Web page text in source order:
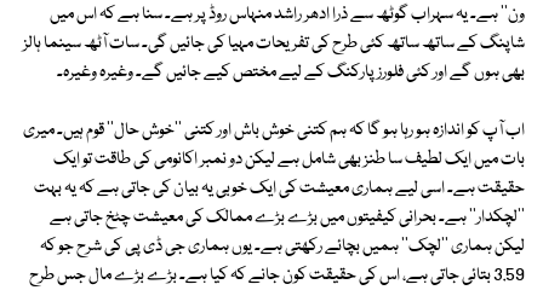
ون'' ہے۔ یہ سہراب گوٹھ سے ذرا ادھر راشد منہاس روڈ پر ہے۔ سنا ہے کہ اس میں
شاپنگ کے ساتھ ساتھ کئی طرح کی تفریحات مہیا کی جائیں گی۔ سات آٹھ سینما ہالز
بھی ہوں گے اور کئی فلورز پارکنگ کے لیے مختص کیے جائیں گے۔ وغیرہ وغیرہ۔
اب آپ کو اندازہ ہو رہا ہو گا کہ ہم کتنی خوش باش اور کتنی ''خوش حال'' قوم ہیں۔ میری
بات میں ایک لطیف سا طنز بھی شامل ہے لیکن دو نمبر اکانومی کی طاقت تو ایک
حقیقت ہے۔ اسی لیے ہماری معیشت کی ایک خوبی یہ بیان کی جاتی ہے کہ یہ بہت
''لچکدار'' ہے۔ بحرانی کیفیتوں میں بڑے بڑے ممالک کی معیشت چٹخ جاتی ہے
لیکن ہماری ''لچک'' ہمیں بچائے رکھتی ہے۔ یوں ہماری جی ڈی پی کی شرح جو کہ
3.59 بتائی جاتی ہے، اس کی حقیقت کون جانے کہ کیا ہے۔ بڑے بڑے مال جس طرح